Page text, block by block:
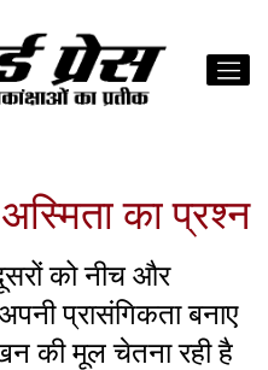
का प्रश्‍न
को नीच और
प्रासंगिकता बनाए
की मूल चेतना रही है